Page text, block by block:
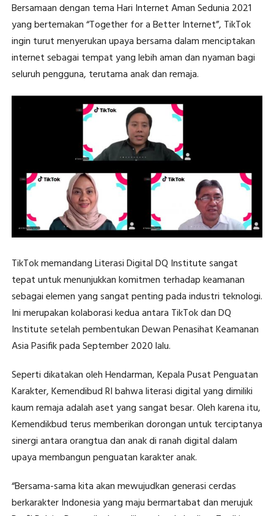
Bersamaan dengan tema Hari Internet Aman Sedunia 2021
yang bertemakan “Together for a Better Internet”, TikTok
ingin turut menyerukan upaya bersama dalam menciptakan
internet sebagai tempat yang lebih aman dan nyaman bagi
seluruh pengguna, terutama anak dan remaja.
TikTok memandang Literasi Digital DQ Institute sangat
tepat untuk menunjukkan komitmen terhadap keamanan
sebagai elemen yang sangat penting pada industri teknologi.
Ini merupakan kolaborasi kedua antara TikTok dan DQ
Institute setelah pembentukan Dewan Penasihat Keamanan
Asia Pasifik pada September 2020 lalu.
Seperti dikatakan oleh Hendarman, Kepala Pusat Penguatan
Karakter, Kemendibud RI bahwa literasi digital yang dimiliki
kaum remaja adalah aset yang sangat besar. Oleh karena itu,
Kemendikbud terus memberikan dorongan untuk terciptanya
sinergi antara orangtua dan anak di ranah digital dalam
upaya membangun penguatan karakter anak.
“Bersama-sama kita akan mewujudkan generasi cerdas
berkarakter Indonesia yang maju bermartabat dan merujuk